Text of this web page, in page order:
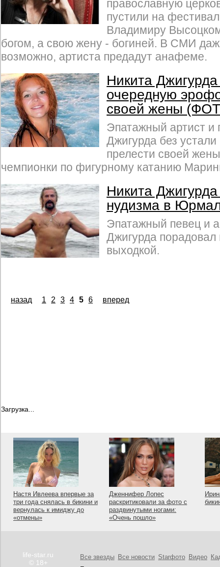
православную
пустили на
Владимиру
богом, а свою жену - богиней. В СМИ
возможно, артиста предадут анафеме.
Никита
очередную
своей жены
Эпатажный артист и
Джигурда без устали
прелести своей
чемпионки по фигурному катанию
Никита
нудизма в
Эпатажный певец и
Джигурда порадовал
выходкой.
назад 1 2 3 4 5 6 вперед
Загрузка...
Настя Ивлеева впервые за
три года снялась в бикини и
вернулась к имиджу до
«отмены»
Дженнифер Лопес
раскритиковали за фото с
раздвинутыми ногами:
«Очень пошло»
life-star.ru
© 18+
Все звезды Все новости Starфото Видео